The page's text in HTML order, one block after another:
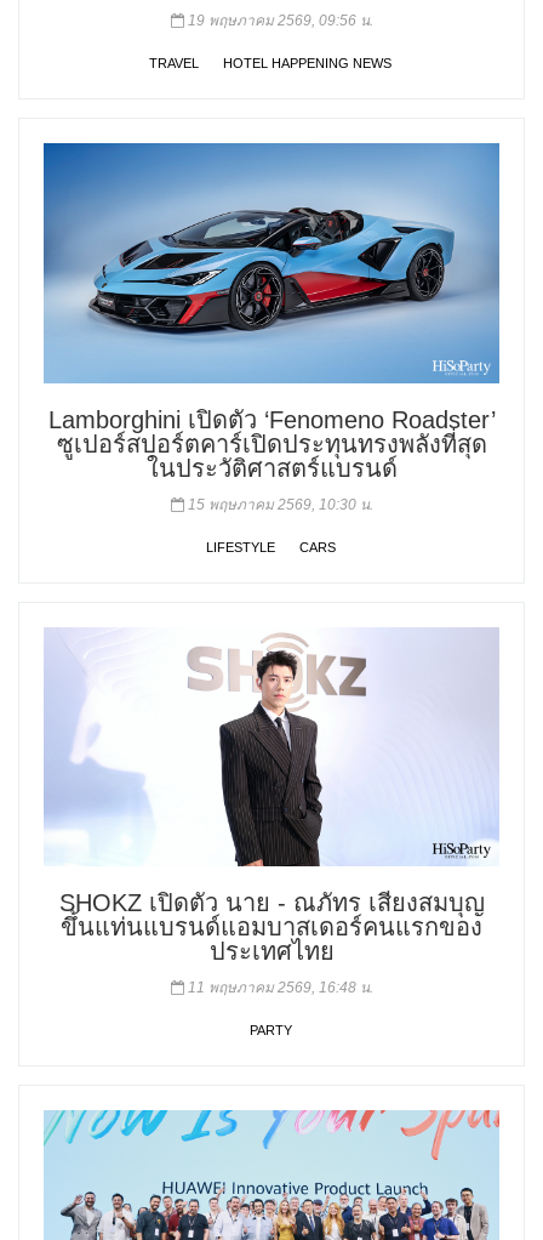
19 พฤษภาคม 2569, 09:56 น.
TRAVEL HOTEL HAPPENING NEWS
Lamborghini เปิดตัว ‘Fenomeno Roadster’
ซูเปอร์สปอร์ตคาร์เปิดประทุนทรงพลังที่สุด
ในประวัติศาสตร์แบรนด์
15 พฤษภาคม 2569, 10:30 น.
LIFESTYLE CARS
SHOKZ เปิดตัว นาย - ณภัทร เสียงสมบุญ
ขึ้นแท่นแบรนด์แอมบาสเดอร์คนแรกของ
ประเทศไทย
11 พฤษภาคม 2569, 16:48 น.
PARTY